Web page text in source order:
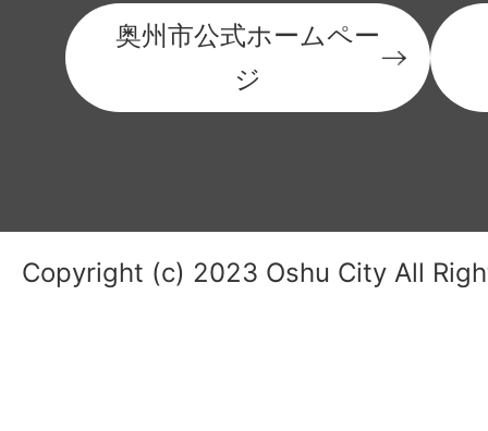
奥州市公式ホームペー
ジ
Copyright (c) 2023 Oshu City All